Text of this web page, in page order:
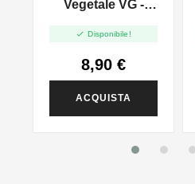
Vegetale VG -
 Disponibile!
8,90 €
ACQUISTA